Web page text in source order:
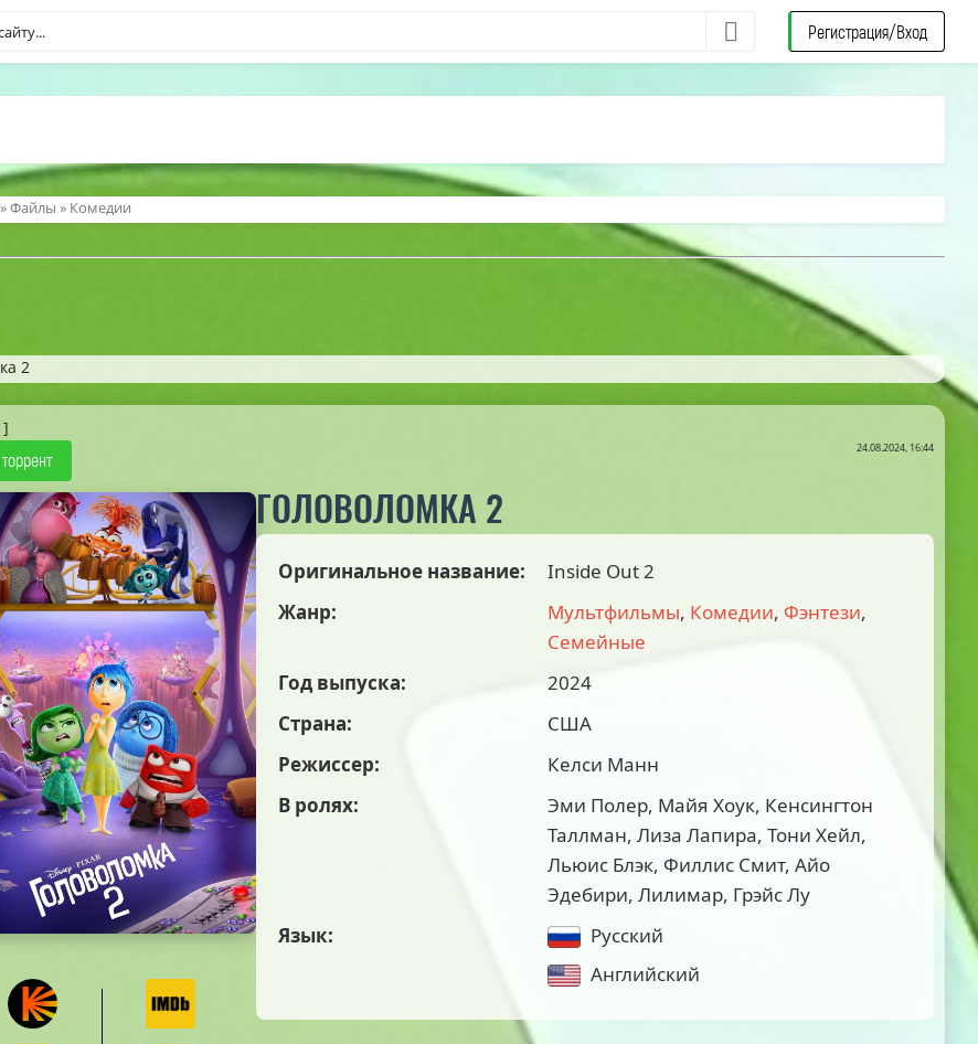
Регистрация/Вход
»Файлы » Комедии
2
]
24.08.2024, 16:44
ГОЛОВОЛОМКА 2
Оригинальное название:
Inside Out 2
Жанр:
Мультфильмы, Комедии, Фэнтези,
Семейные
Год выпуска:
2024
Страна:
США
Режиссер:
Келси Манн
В ролях:
Эми Полер, Майя Хоук, Кенсингтон
Таллман, Лиза Лапира, Тони Хейл,
Льюис Блэк, Филлис Смит, Айо
Эдебири, Лилимар, Грэйс Лу
Язык:
Русский
Английский